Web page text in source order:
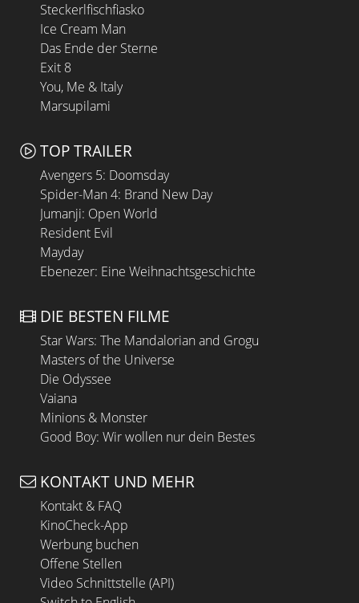
Steckerlfischfiasko
Ice Cream Man
Das Ende der Sterne
Exit 8
You, Me & Italy
Marsupilami
TOP TRAILER
Avengers 5: Doomsday
Spider-Man 4: Brand New Day
Jumanji: Open World
Resident Evil
Mayday
Ebenezer: Eine Weihnachtsgeschichte
DIE BESTEN FILME
Star Wars: The Mandalorian and Grogu
Masters of the Universe
Die Odyssee
Vaiana
Minions & Monster
Good Boy: Wir wollen nur dein Bestes
KONTAKT UND MEHR
Kontakt & FAQ
KinoCheck-App
Werbung buchen
Offene Stellen
Video Schnittstelle (API)